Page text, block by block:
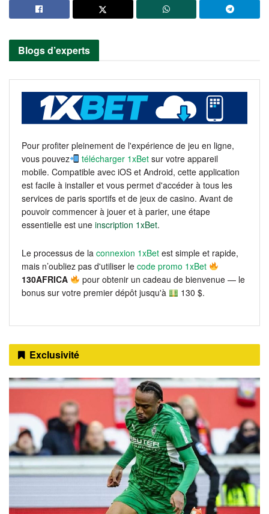
Blogs d’experts
Pour profiter pleinement de l'expérience de jeu en ligne,
vous pouvez
télécharger 1xBet sur votre appareil
mobile. Compatible avec iOS et Android, cette application
est facile à installer et vous permet d'accéder à tous les
services de paris sportifs et de jeux de casino. Avant de
pouvoir commencer à jouer et à parier, une étape
essentielle est une inscription 1xBet.
Le processus de la connexion 1xBet est simple et rapide,
mais n’oubliez pas d'utiliser le code promo 1xBet
130AFRICA
pour obtenir un cadeau de bienvenue — le
bonus sur votre premier dépôt jusqu'à
130 $.
Exclusivité